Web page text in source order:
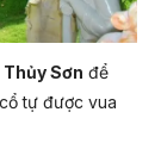
du khách như
lẽ và trầm mặc
Thủy Sơn để
cổ tự được vua